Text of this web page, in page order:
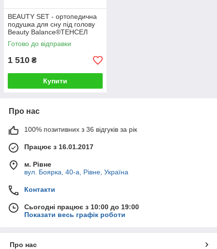
BEAUTY SET - ортопедична
подушка для сну під голову
Beauty Balance®ТЕНСЕЛ
(FACE PILLOW №1)
блакитний
Готово до відправки
1 510 ₴
Купити
Про нас
100% позитивних з 36 відгуків за рік
Працює з 16.01.2017
м. Рівне
вул. Боярка, 40-а, Рівне, Україна
Контакти
Сьогодні працює з 10:00 до 19:00
Показати весь графік роботи
Про нас